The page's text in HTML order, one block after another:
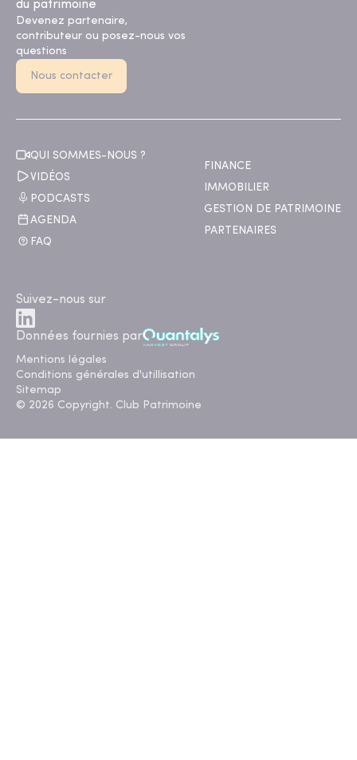
du patrimoine
Devenez partenaire,
contributeur ou posez-nous vos
questions
Nous contacter
QUI SOMMES-NOUS ?
VIDÉOS
PODCASTS
AGENDA
FAQ
FINANCE
IMMOBILIER
GESTION DE PATRIMOINE
PARTENAIRES
Suivez-nous sur
Données fournies par
Mentions légales
Conditions générales d'utillisation
Sitemap
© 2026 Copyright. Club Patrimoine